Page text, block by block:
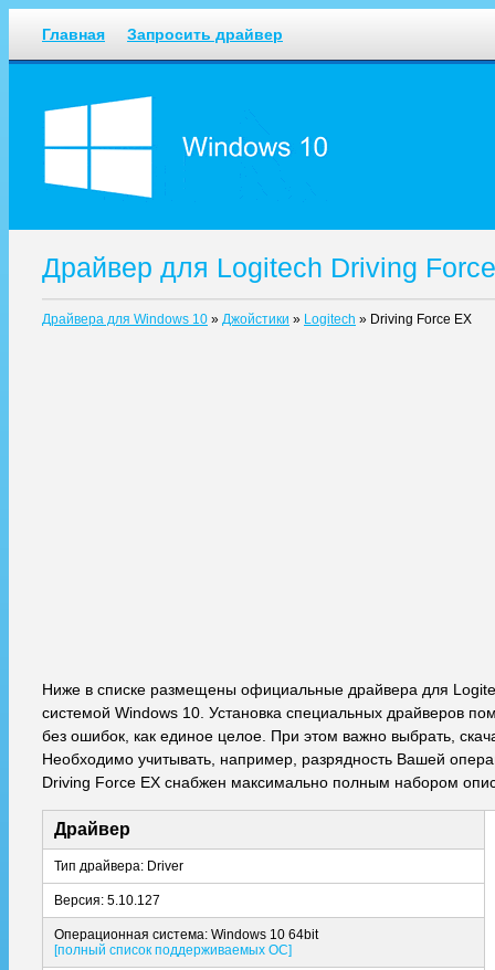
Главная Запросить драйвер
Драйвер для Logitech Driving
Драйвера для Windows 10 » Джойстики » Logitech » Driving Force EX
Ниже в списке размещены официальные драйвера для
системой Windows 10. Установка специальных драйверов
без ошибок, как единое целое. При этом важно выбрать,
Необходимо учитывать, например, разрядность Вашей
Driving Force EX снабжен максимально полным набором
Драйвер
Тип драйвера: Driver
Версия: 5.10.127
Операционная система: Windows 10 64bit
[полный список поддерживаемых ОС]